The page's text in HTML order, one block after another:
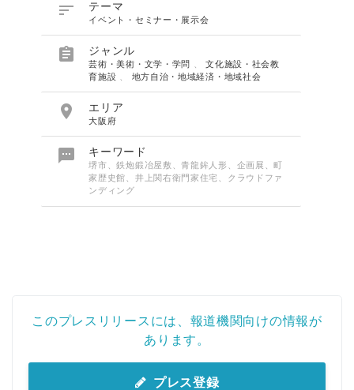
 テーマ
イベント・セミナー・展示会
 ジャンル
芸術・美術・文学・学問 、文化施設・社会教
育施設
地方自治・地域経済・地域社会
 エリア
大阪府
 キーワード
堺市、鉄炮鍛冶屋敷、青龍鉾人形、企画展、町
家歴史館、井上関右衛門家住宅、クラウドファ
ンディング
このプレスリリースには、報道機関向けの情報が
あります。
プレス登録